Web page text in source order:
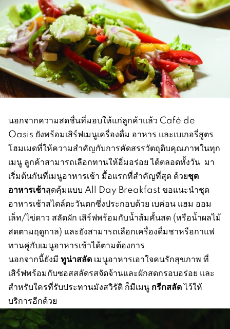
นอกจากความสดชื่นที่มอบให้แก่ลูกค้าแล้ว Café de
Oasis ยังพร้อมเสิร์ฟเมนูเครื่องดื่ม อาหาร และเบเกอรี่สูตร
โฮมเมดที่ให้ความสำคัญกับการคัดสรรวัตถุดิบคุณภาพในทุก
เมนู ลูกค้าสามารถเลือกทานให้อิ่มอร่อย ได้ตลอดทั้งวัน มา
เริ่มต้นกันที่เมนูอาหารเช้า มื้อแรกที่สำคัญที่สุด ด้วยชุด
อาหารเช้าสุดคุ้มแบบ All Day Breakfast ขอแนะนำชุด
อาหารเช้าสไตล์ตะวันตกซึ่งประกอบด้วย เบค่อน แฮม ออม
เล็ท/ไข่ดาว สลัดผัก เสิร์ฟพร้อมกับน้ำส้มคั้นสด (หรือน้ำผลไม้
สดตามฤดูกาล) และยังสามารถเลือกเครื่องดื่มชาหรือกาแฟ
ทานคู่กับเมนูอาหารเช้าได้ตามต้องการ
นอกจากนี้ยังมี ทูน่าสลัด เมนูอาหารเอาใจคนรักสุขภาพ ที่
เสิร์ฟพร้อมกับซอสสลัดรสจัดจ้านและผักสดกรอบอร่อย และ
สำหรับใครที่รับประทานมังสวิรัติ ก็มีเมนู กรีกสลัดไว้ให้
บริการอีกด้วย